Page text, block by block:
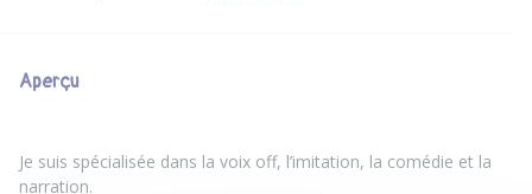
Aperçu
Je suis spécialisée dans la voix off, l’imitation, la comédie et la
narration.